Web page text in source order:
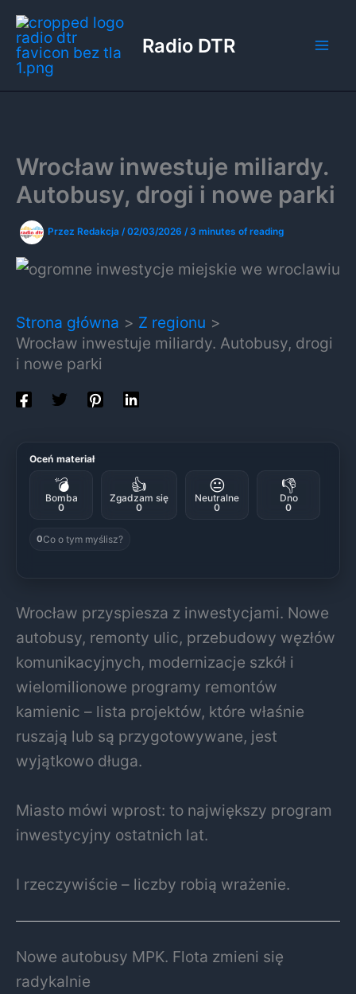
Przejdź
do
treści
Radio DTR
Wrocław inwestuje miliardy.
Autobusy, drogi i nowe parki
Przez Redakcja /02/03/2026 / 3 minutes of reading
Strona główna
Z regionu
Wrocław inwestuje miliardy. Autobusy, drogi
i nowe parki
Oceń materiał
💣
Bomba
0
👍
Zgadzam się
0
😐
Neutralne
0
👎
Dno
0
0Co o tym myślisz?
Wrocław przyspiesza z inwestycjami. Nowe
autobusy, remonty ulic, przebudowy węzłów
komunikacyjnych, modernizacje szkół i
wielomilionowe programy remontów
kamienic – lista projektów, które właśnie
ruszają lub są przygotowywane, jest
wyjątkowo długa.
Miasto mówi wprost: to największy program
inwestycyjny ostatnich lat.
I rzeczywiście – liczby robią wrażenie.
Nowe autobusy MPK. Flota zmieni się
radykalnie